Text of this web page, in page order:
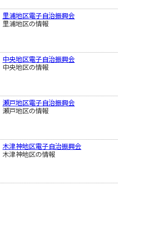
里浦地区電子自治振興会
里浦地区の情報
中央地区電子自治振興会
中央地区の情報
瀬戸地区電子自治振興会
瀬戸地区の情報
木津神地区電子自治振興会
木津神地区の情報